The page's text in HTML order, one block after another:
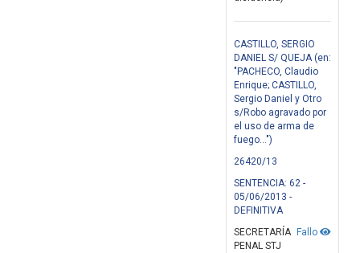
CASTILLO, SERGIO
DANIEL S/ QUEJA (en:
"PACHECO, Claudio
Enrique; CASTILLO,
Sergio Daniel y Otro
s/Robo agravado por
el uso de arma de
fuego...")
26420/13
SENTENCIA: 62 -
05/06/2013 -
DEFINITIVA
Fallo
SECRETARÍA
PENAL STJ